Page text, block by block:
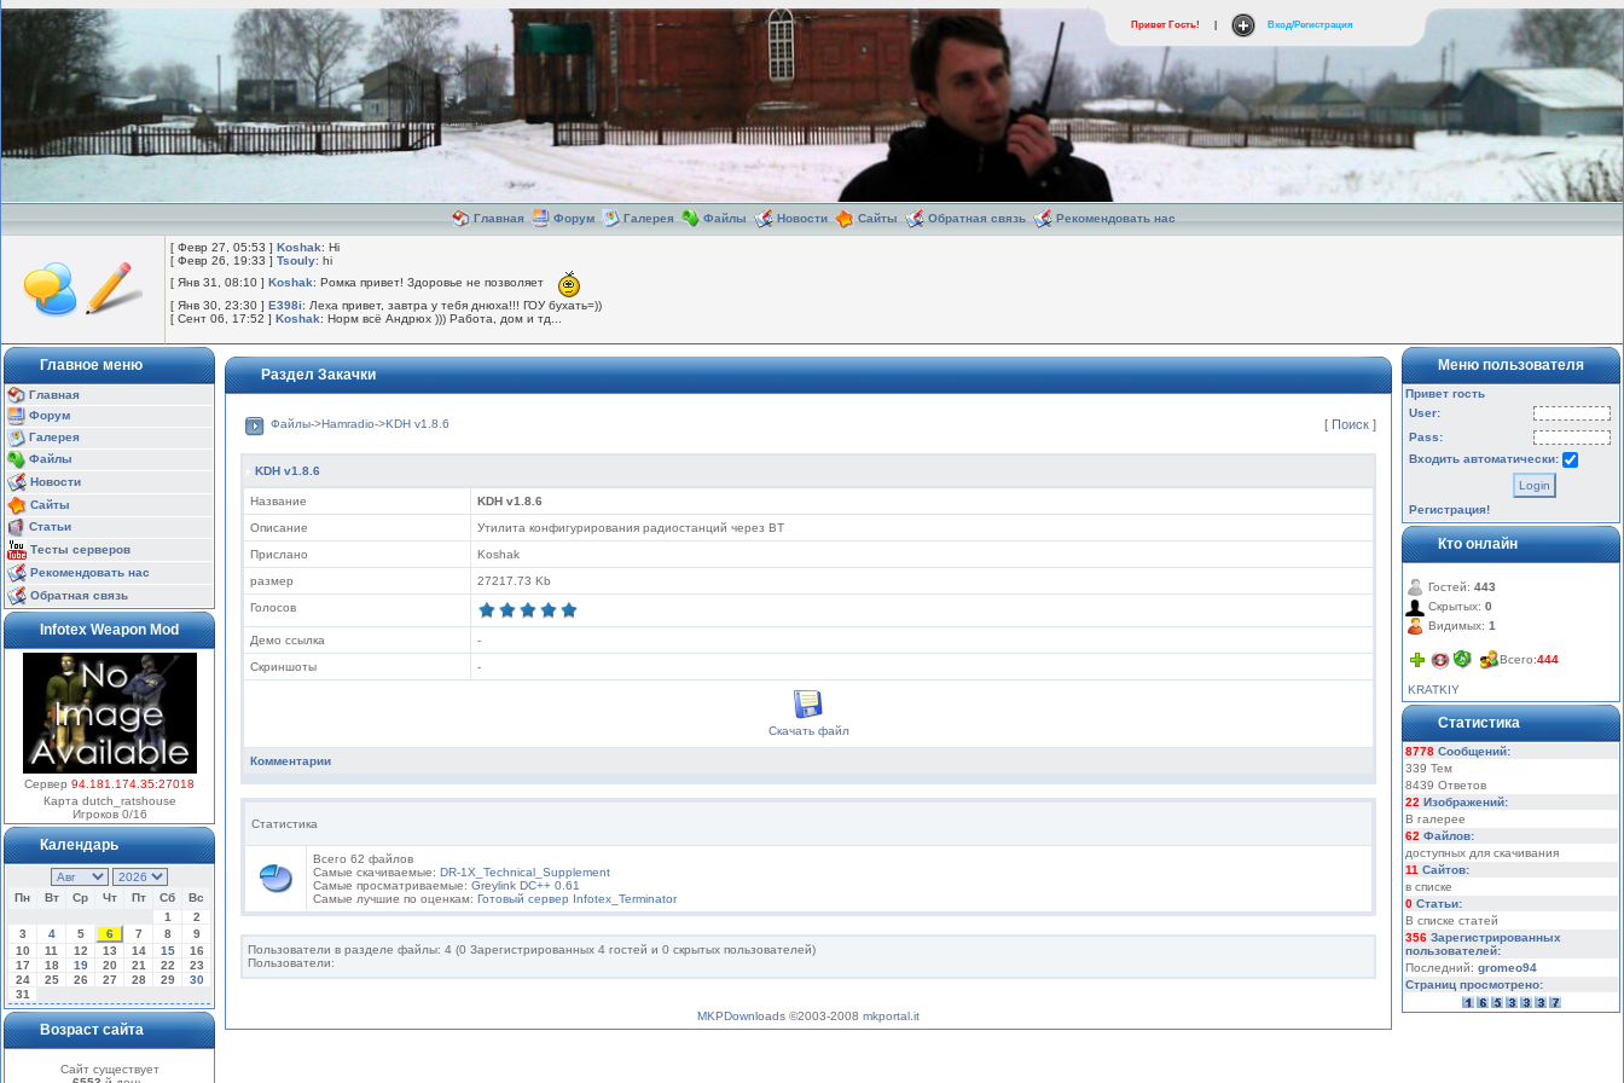
Привет Гость! Вход/Регистрация
Главная Форум Галерея Файлы Новости Сайты Обратная связь Рекомендовать нас
[ Февр 27, 05:53 ] Koshak: Hi
[ Февр 26, 19:33 ] Tsouly: hi
[ Янв 31, 08:10 ] Koshak: Ромка привет! Здоровье не позволяет
[ Янв 30, 23:30 ] E398i: Леха привет, завтра у тебя днюха!!! ГОУ бухать=))
[ Сент 06, 17:52 ] Koshak: Норм всё Андрюх ))) Работа, дом и тд...
Главное меню
Главная
Форум
Галерея
Файлы
Новости
Сайты
Статьи
Тесты серверов
Рекомендовать нас
Обратная связь
Infotex Weapon Mod
Сервер 94.181.174.35:27018
Карта dutch_ratshouse
Игроков 0/16
Календарь
Пн Вт Ср Чт Пт Сб
Вс
1
2
3
4 5 6 7 8
9
10
11 12 13 14 15
16
17
18 19 20 21 22
23
24
25 26 27 28 29
30
31
Возраст сайта
Сайт существует
Раздел Закачки
Файлы->Hamradio->KDH v1.8.6 [ Поиск ]
KDH v1.8.6
Название
KDH v1.8.6
Описание
Утилита конфигурирования радиостанций через BT
Прислано
Koshak
размер
27217.73 Kb
Голосов
Демо ссылка
-
Скриншоты
-
Скачать файл
Комментарии
Статистика
Всего 62 файлов
Самые скачиваемые: DR-1X_Technical_Supplement
Самые просматриваемые: Greylink DC++ 0.61
Самые лучшие по оценкам: Готовый сервер Infotex_Terminator
Пользователи в разделе файлы: 4 (0 Зарегистрированных 4 гостей и 0 скрытых пользователей)
Пользователи:
MKPDownloads ©2003-2008 mkportal.it
Меню пользователя
Привет гость
User:
Pass:
Входить автоматически:
Регистрация!
Кто онлайн
Гостей: 443
Скрытых: 0
Видимых: 1
Всего:444
KRATKIY
Статистика
8778 Сообщений:
339 Тем
8439 Ответов
22 Изображений:
В галерее
62 Файлов:
доступных для скачивания
11 Сайтов:
в списке
0 Статьи:
В списке статей
356 Зарегистрированных
пользователей:
Последний: gromeo94
Страниц просмотрено: